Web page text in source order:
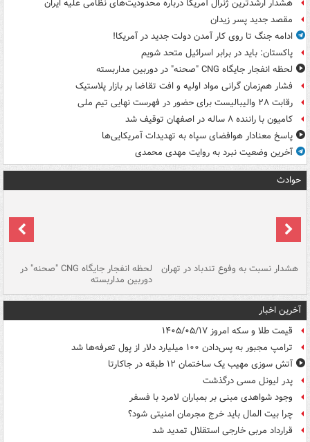
هشدار ارشدترین ژنرال آمریکا درباره محدودیت‌های نظامی علیه ایران
مقصد جدید پسر زیدان
ادامه جنگ تا روی کار آمدن دولت جدید در آمریکا!
پاکستان: باید در برابر اسرائیل متحد شویم
لحظه انفجار جایگاه CNG "صحنه" در دوربین مداربسته
فشار هم‌زمان گرانی مواد اولیه و افت تقاضا بر بازار پلاستیک
رقابت ۲۸ والیبالیست برای حضور در فهرست نهایی تیم ملی
کامیون با راننده ۸ ساله در اصفهان توقیف شد
پاسخ معنادار هوافضای سپاه به تهدیدات آمریکایی‌ها
آخرین وضعیت نبرد به روایت مهدی محمدی
حوادث
هشدار نسبت به وفوع تندباد در تهران لحظه انفجار جایگاه CNG "صحنه" در
دوربین مداربسته
آخرین اخبار
قیمت طلا و سکه امروز ۱۴۰۵/۰۵/۱۷
ترامپ مجبور به پس‌دادن ۱۰۰ میلیارد دلار از پول تعرفه‌ها شد
آتش سوزی مهیب یک ساختمان ۱۲ طبقه در جاکارتا
پدر لیونل مسی درگذشت
وجود شواهدی مبنی بر بمباران لامرد با فسفر
چرا بیت المال باید خرج مجرمان امنیتی شود؟
قرارداد مربی خارجی استقلال تمدید شد